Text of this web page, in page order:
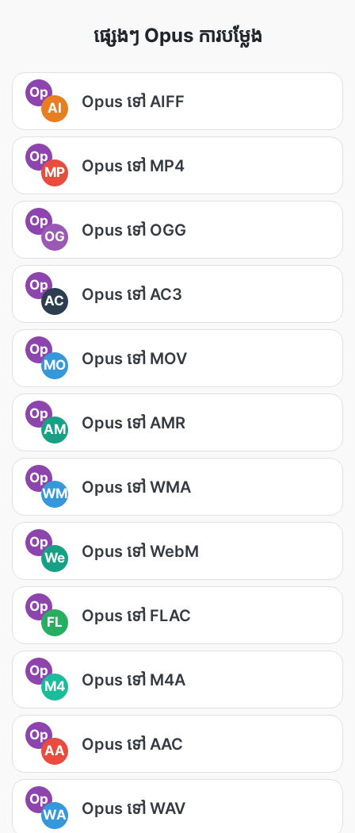
ផ្សេងៗ Opus ការបម្លែង
Op
AI
Opus ទៅ AIFF
Op
MP
Opus ទៅ MP4
Op
OG
Opus ទៅ OGG
Op
AC
Opus ទៅ AC3
Op
MO
Opus ទៅ MOV
Op
AM
Opus ទៅ AMR
Op
WM
Opus ទៅ WMA
Op
We
Opus ទៅ WebM
Op
FL
Opus ទៅ FLAC
Op
M4
Opus ទៅ M4A
Op
AA
Opus ទៅ AAC
Op
WA
Opus ទៅ WAV